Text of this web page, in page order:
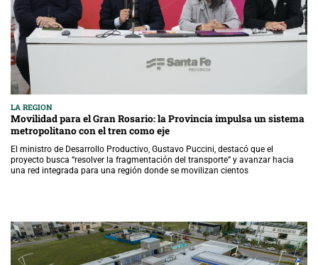
LA REGION
Movilidad para el Gran Rosario: la Provincia impulsa un sistema
metropolitano con el tren como eje
El ministro de Desarrollo Productivo, Gustavo Puccini, destacó que el
proyecto busca “resolver la fragmentación del transporte” y avanzar hacia
una red integrada para una región donde se movilizan cientos